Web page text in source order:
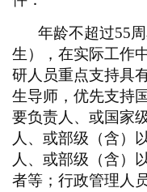
年龄不超过55
生），在实际工作
研人员重点支持具
生导师，优先支持
要负责人、或国家
人、或部级（含）
人、或部级（含）
者等；行政管理人